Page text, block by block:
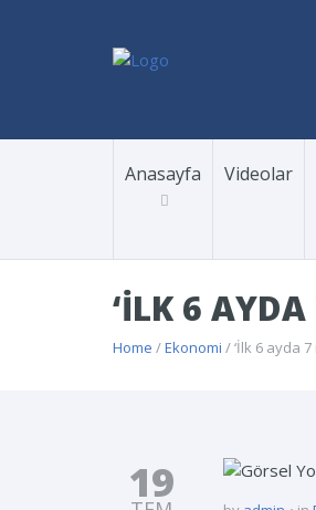
Anasayfa Videolar
‘İLK 6
Home /Ekonomi / ‘İlk 6 ayda 7
19